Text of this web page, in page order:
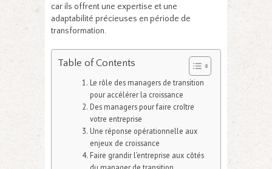
car ils offrent une expertise et une
adaptabilité précieuses en période de
transformation.
Table of Contents
Le rôle des managers de transition
pour accélérer la croissance
Des managers pour faire croître
votre entreprise
Une réponse opérationnelle aux
enjeux de croissance
Faire grandir l’entreprise aux côtés
du manager de transition